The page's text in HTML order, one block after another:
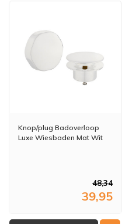
Knop/plug Badoverloop
Luxe Wiesbaden Mat Wit
48,34
39,95